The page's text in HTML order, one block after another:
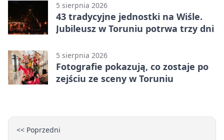
5 sierpnia 2026
43 tradycyjne jednostki na Wiśle.
Jubileusz w Toruniu potrwa trzy dni
5 sierpnia 2026
Fotografie pokazują, co zostaje po
zejściu ze sceny w Toruniu
<< Poprzedni